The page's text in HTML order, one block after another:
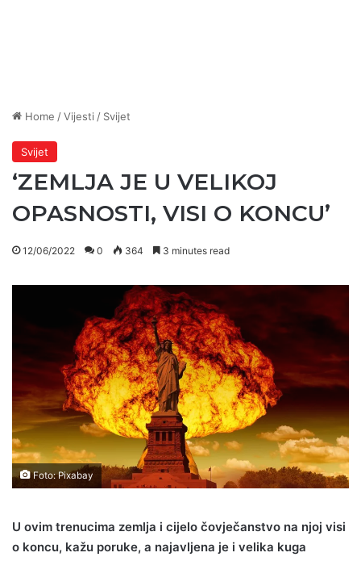
Home /Vijesti / Svijet
Svijet
‘ZEMLJA JE U VELIKOJ
OPASNOSTI, VISI O KONCU’
12/06/2022 0 364 3 minutes read
Foto: Pixabay
U ovim trenucima zemlja i cijelo čovječanstvo na njoj visi
o koncu, kažu poruke, a najavljena je i velika kuga